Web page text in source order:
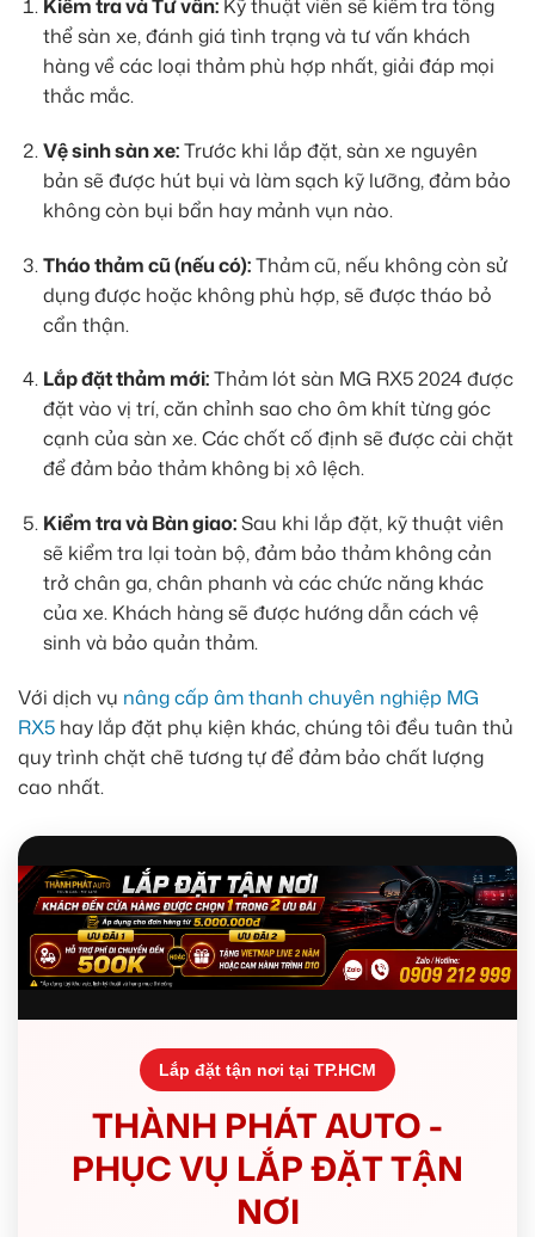
Kiểm tra và Tư vấn:Kỹ thuật viên sẽ kiểm tra tổng
thể sàn xe, đánh giá tình trạng và tư vấn khách
hàng về các loại thảm phù hợp nhất, giải đáp mọi
thắc mắc.
Vệ sinh sàn xe:Trước khi lắp đặt, sàn xe nguyên
bản sẽ được hút bụi và làm sạch kỹ lưỡng, đảm bảo
không còn bụi bẩn hay mảnh vụn nào.
Tháo thảm cũ (nếu có):Thảm cũ, nếu không còn sử
dụng được hoặc không phù hợp, sẽ được tháo bỏ
cẩn thận.
Lắp đặt thảm mới:Thảm lót sàn MG RX5 2024 được
đặt vào vị trí, căn chỉnh sao cho ôm khít từng góc
cạnh của sàn xe. Các chốt cố định sẽ được cài chặt
để đảm bảo thảm không bị xô lệch.
Kiểm tra và Bàn giao:Sau khi lắp đặt, kỹ thuật viên
sẽ kiểm tra lại toàn bộ, đảm bảo thảm không cản
trở chân ga, chân phanh và các chức năng khác
của xe. Khách hàng sẽ được hướng dẫn cách vệ
sinh và bảo quản thảm.
Với dịch vụ nâng cấp âm thanh chuyên nghiệp MG
RX5 hay lắp đặt phụ kiện khác, chúng tôi đều tuân thủ
quy trình chặt chẽ tương tự để đảm bảo chất lượng
cao nhất.
Lắp đặt tận nơi tại TP.HCM
THÀNH PHÁT AUTO -
PHỤC VỤ LẮP ĐẶT TẬN
NƠI